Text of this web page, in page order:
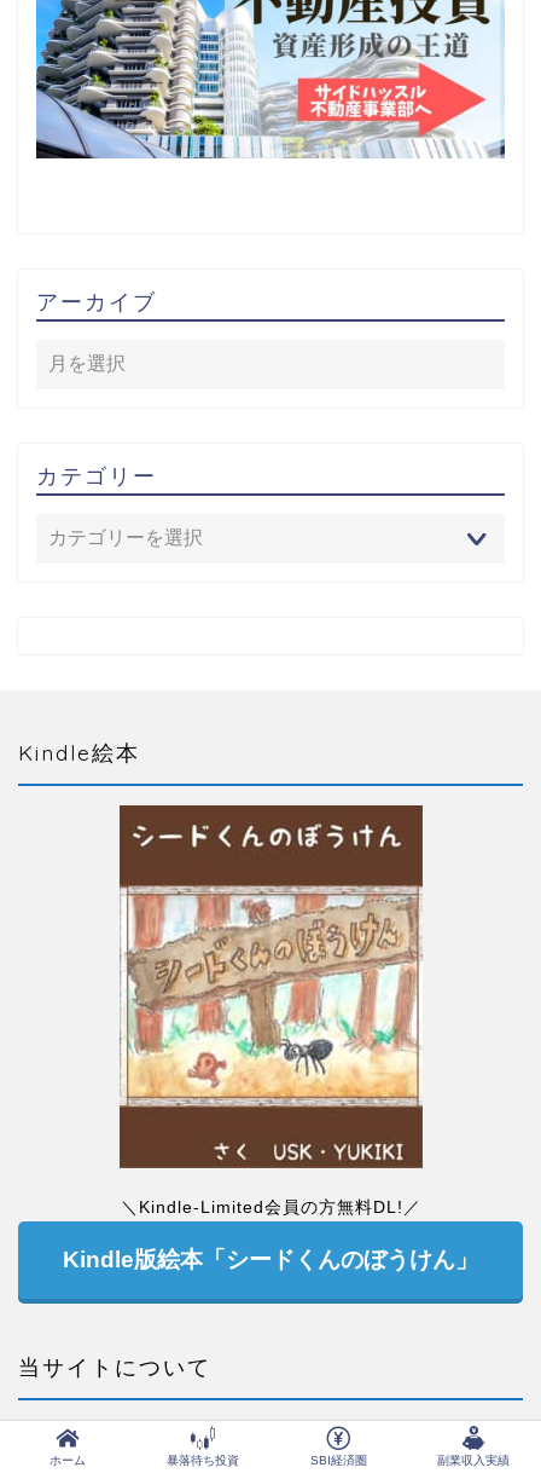
アーカイブ
カテゴリー
Kindle絵本
＼Kindle-Limited会員の方無料DL!／
Kindle版絵本「シードくんのぼうけん」
当サイトについて
運営会社
プロフィール
ホーム 暴落待ち投資 SBI経済圏 副業収入実績